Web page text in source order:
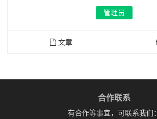
管理员
文章
合作联系
有合作等事宜，可联系我们：